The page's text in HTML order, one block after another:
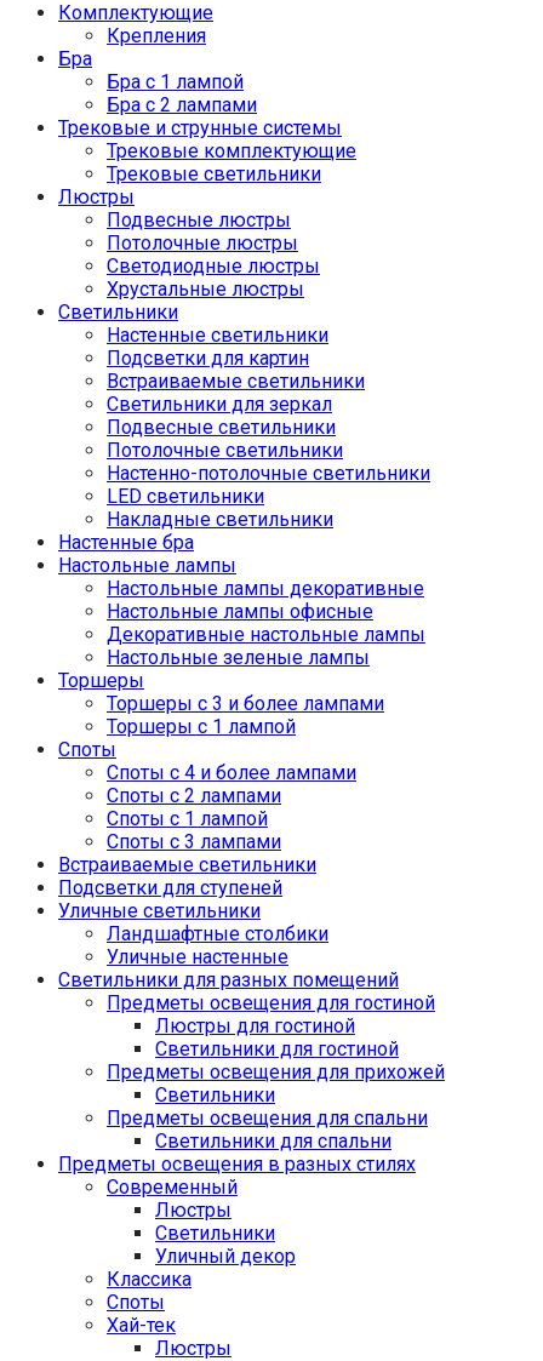
Комплектующие
Крепления
Бра
Бра с 1 лампой
Бра с 2 лампами
Трековые и струнные системы
Трековые комплектующие
Трековые светильники
Люстры
Подвесные люстры
Потолочные люстры
Светодиодные люстры
Хрустальные люстры
Светильники
Настенные светильники
Подсветки для картин
Встраиваемые светильники
Светильники для зеркал
Подвесные светильники
Потолочные светильники
Настенно-потолочные светильники
LED светильники
Накладные светильники
Настенные бра
Настольные лампы
Настольные лампы декоративные
Настольные лампы офисные
Декоративные настольные лампы
Настольные зеленые лампы
Торшеры
Торшеры с 3 и более лампами
Торшеры с 1 лампой
Споты
Споты с 4 и более лампами
Споты с 2 лампами
Споты с 1 лампой
Споты с 3 лампами
Встраиваемые светильники
Подсветки для ступеней
Уличные светильники
Ландшафтные столбики
Уличные настенные
Светильники для разных помещений
Предметы освещения для гостиной
Люстры для гостиной
Светильники для гостиной
Предметы освещения для прихожей
Светильники
Предметы освещения для спальни
Светильники для спальни
Предметы освещения в разных стилях
Cовременный
Люстры
Светильники
Уличный декор
Классика
Споты
Хай-тек
Люстры